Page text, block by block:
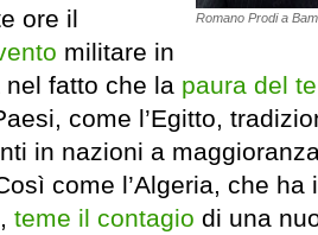
Romano Prodi a
ore il
militare in
fatto che la paura del
come l’Egitto,
in nazioni a
come l’Algeria, che ha
teme il contagio di una